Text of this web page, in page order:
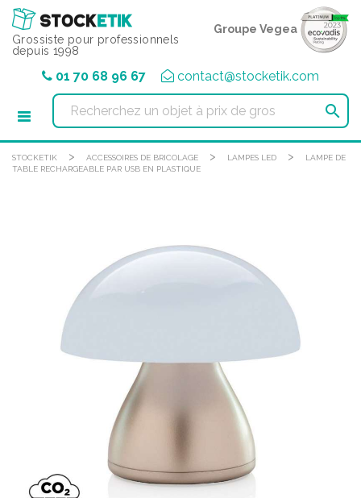
Grossiste pour professionnels
depuis 1998
Groupe Vegea
01 70 68 96 67 contact@stocketik.com

STOCKETIK > ACCESSOIRES DE BRICOLAGE > LAMPES LED >
LAMPE DE
TABLE RECHARGEABLE PAR USB EN PLASTIQUE
Panneau de gestion des cookies